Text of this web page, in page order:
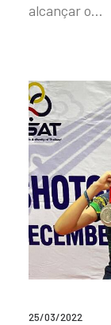
alcançar o…
25/03/2022